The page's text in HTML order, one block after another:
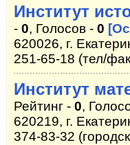
Институт
- 0, Голосов - 0
620026, г.
251-65-18 (тел/
Институт
Рейтинг - 0,
620219, г.
374-83-32